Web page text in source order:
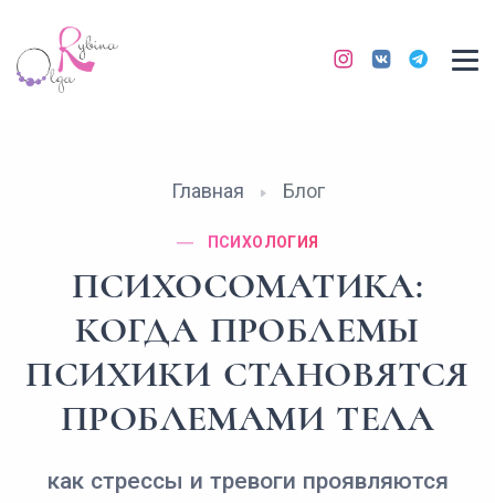
Главная Блог
ПСИХОЛОГИЯ
ПСИХОСОМАТИКА:
КОГДА ПРОБЛЕМЫ
ПСИХИКИ СТАНОВЯТСЯ
ПРОБЛЕМАМИ ТЕЛА
как стрессы и тревоги проявляются